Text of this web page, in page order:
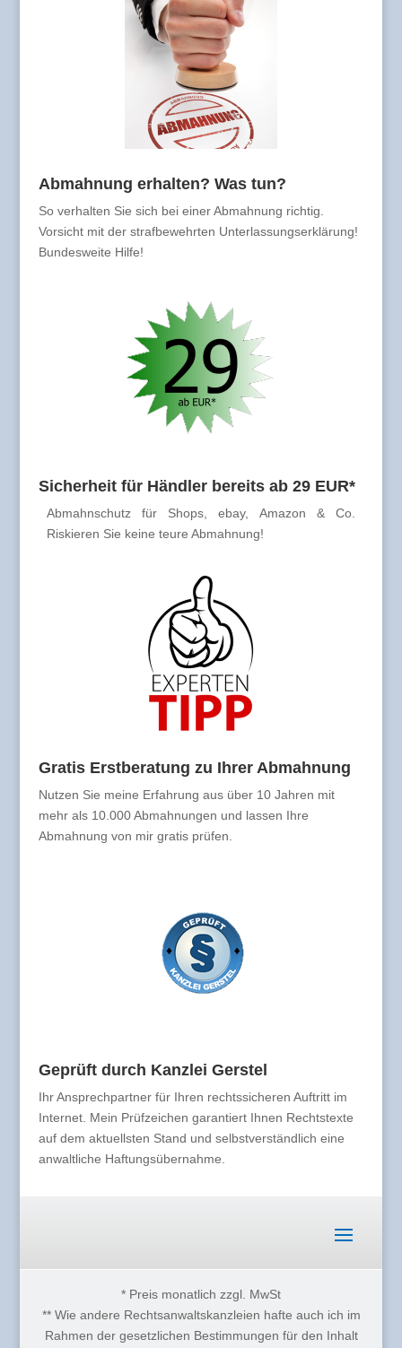
Abmahnung erhalten? Was tun?
So verhalten Sie sich bei einer Abmahnung richtig.
Vorsicht mit der strafbewehrten Unterlassungserklärung!
Bundesweite Hilfe!
Sicherheit für Händler bereits ab 29 EUR*
Abmahnschutz für Shops, ebay, Amazon & Co.
Riskieren Sie keine teure Abmahnung!
Gratis Erstberatung zu Ihrer Abmahnung
Nutzen Sie meine Erfahrung aus über 10 Jahren mit
mehr als 10.000 Abmahnungen und lassen Ihre
Abmahnung von mir gratis prüfen.
Geprüft durch Kanzlei Gerstel
Ihr Ansprechpartner für Ihren rechtssicheren Auftritt im
Internet. Mein Prüfzeichen garantiert Ihnen Rechtstexte
auf dem aktuellsten Stand und selbstverständlich eine
anwaltliche Haftungsübernahme.
* Preis monatlich zzgl. MwSt
** Wie andere Rechtsanwaltskanzleien hafte auch ich im
Rahmen der gesetzlichen Bestimmungen für den Inhalt